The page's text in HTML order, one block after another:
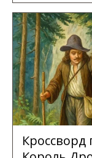
Кроссворд